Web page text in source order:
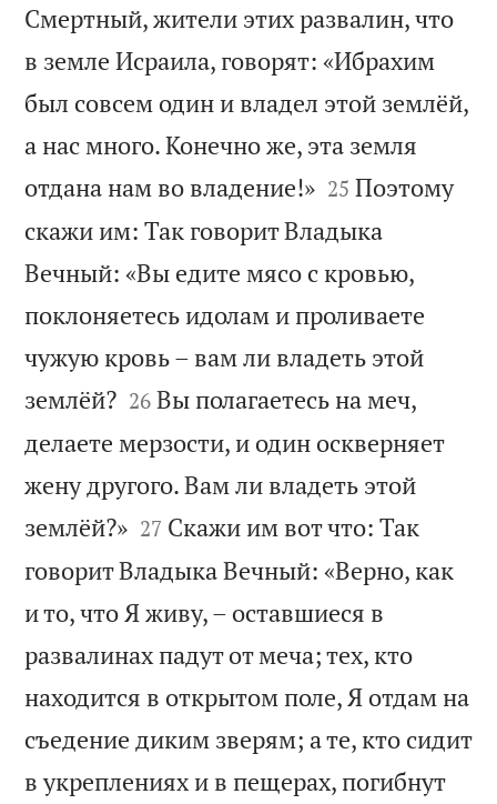
Смертный, жители этих развалин, что
в земле Исраила, говорят: «Ибрахим
был совсем один и владел этой землёй,
а нас много. Конечно же, эта земля
отдана нам во владение!»
25 Поэтому
скажи им: Так говорит Владыка
Вечный: «Вы едите мясо с кровью,
поклоняетесь идолам и проливаете
чужую кровь – вам ли владеть этой
землёй?
26 Вы полагаетесь на меч,
делаете мерзости, и один оскверняет
жену другого. Вам ли владеть этой
землёй?»
27 Скажи им вот что: Так
говорит Владыка Вечный: «Верно, как
и то, что Я живу, – оставшиеся в
развалинах падут от меча; тех, кто
находится в открытом поле, Я отдам на
съедение диким зверям; а те, кто сидит
в укреплениях и в пещерах, погибнут